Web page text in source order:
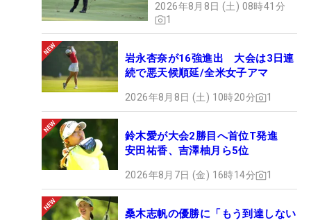
2026年8月8日 (土) 08時41分
1
岩永杏奈が16強進出 大会は3日連
続で悪天候順延/全米女子アマ
2026年8月8日 (土) 10時20分 1
鈴木愛が大会2勝目へ首位T発進
安田祐香、吉澤柚月ら5位
2026年8月7日 (金) 16時14分 1
桑木志帆の優勝に「もう到達しない